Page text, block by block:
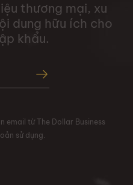
thương mại, xu
dung hữu ích cho
khẩu.
email từ The Dollar Business
sử dụng.